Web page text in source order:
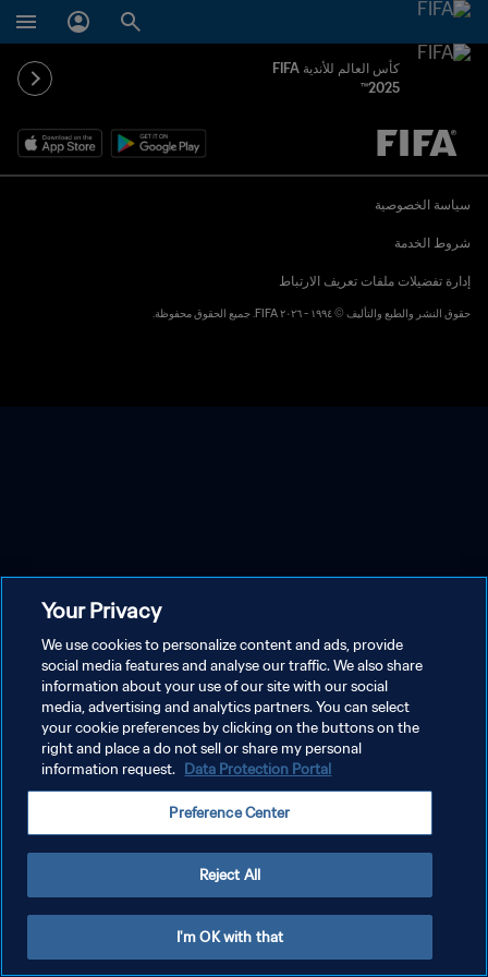
كأس العالم للأندية FIFA
2025™
يُحدَّد لاحقاً ضد يُحدَّد لاحقاً
سياسة الخصوصية
شروط الخدمة
إدارة تفضيلات ملفات تعريف الارتباط
حقوق النشر والطبع والتأليف © ١٩٩٤ - ٢٠٢٦ FIFA. جميع الحقوق محفوظة.
Your Privacy
We use cookies to personalize content and ads, provide
social media features and analyse our traffic. We also share
information about your use of our site with our social
media, advertising and analytics partners. You can select
your cookie preferences by clicking on the buttons on the
right and place a do not sell or share my personal
information request. Data Protection Portal
Preference Center
Reject All
I'm OK with that